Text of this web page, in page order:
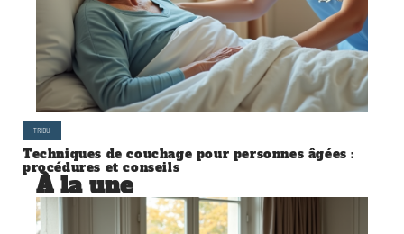
TRIBU
Techniques de couchage pour personnes âgées :
procédures et conseils
À la une